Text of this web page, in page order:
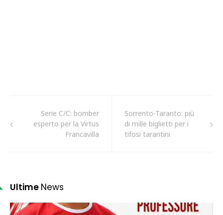
Serie C/C: bomber
esperto per la Virtus
Francavilla
Sorrento-Taranto: più
di mille biglietti per i
tifosi tarantini
Ultime News